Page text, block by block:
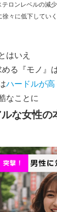
ロンレベルの減少
々に低下していく
はいえ
る
『モノ』
ハードルが
なことに
な女性の